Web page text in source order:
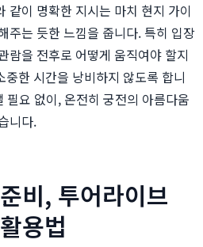
같이 명확한 지시는 마치 현지 가이
주는 듯한 느낌을 줍니다. 특히 입장
람을 전후로 어떻게 움직여야 할지
한 시간을 낭비하지 않도록 합니
필요 없이, 온전히 궁전의 아름다움
니다.
비, 투어라이브
용법